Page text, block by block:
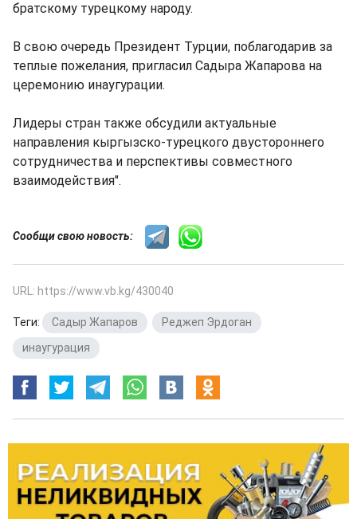
братскому турецкому народу.
В свою очередь Президент Турции, поблагодарив за
теплые пожелания, пригласил Садыра Жапарова на
церемонию инаугурации.
Лидеры стран также обсудили актуальные
направления кыргызско-турецкого двустороннего
сотрудничества и перспективы совместного
взаимодействия".
Сообщи свою новость:
URL: https://www.vb.kg/430040
Теги: Садыр Жапаров Реджеп Эрдоган
инаугурация